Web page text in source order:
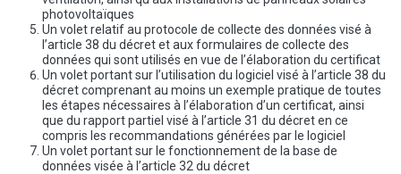
photovoltaïques
Un volet relatif au protocole de collecte des données visé à
l’article 38 du décret et aux formulaires de collecte des
données qui sont utilisés en vue de l’élaboration du certificat
Un volet portant sur l’utilisation du logiciel visé à l’article 38 du
décret comprenant au moins un exemple pratique de toutes
les étapes nécessaires à l’élaboration d’un certificat, ainsi
que du rapport partiel visé à l’article 31 du décret en ce
compris les recommandations générées par le logiciel
Un volet portant sur le fonctionnement de la base de
données visée à l’article 32 du décret